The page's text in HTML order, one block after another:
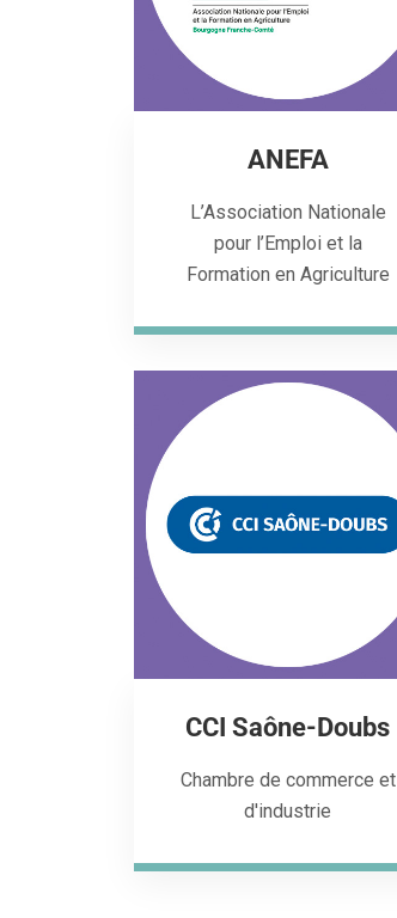
ANEFA
L’Association Nationale
pour l’Emploi et la
Formation en Agriculture
CCI Saône-Doubs
Chambre de commerce et
d'industrie